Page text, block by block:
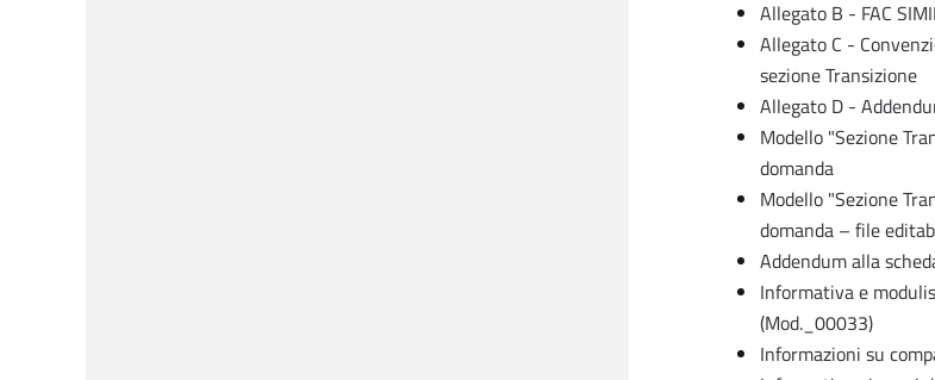
Allegato B - FAC
Allegato C -
sezione Transizione
Allegato D -
Modello "Sezione
domanda
Modello "Sezione
domanda – file
Addendum alla
Informativa e
(Mod._00033)
Informazioni su